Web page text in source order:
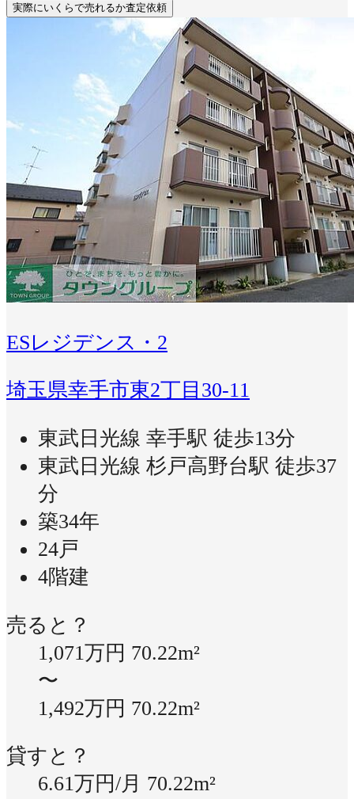
実際にいくらで売れるか査定依頼
ESレジデンス・2
埼玉県幸手市東2丁目30-11
東武日光線 幸手駅 徒歩13分
東武日光線 杉戸高野台駅 徒歩37
分
築34年
24戸
4階建
売ると？
1,071万円 70.22m²
〜
1,492万円 70.22m²
貸すと？
6.61万円/月 70.22m²